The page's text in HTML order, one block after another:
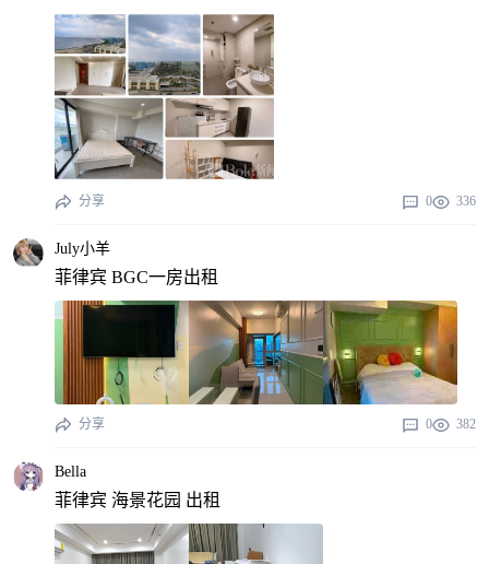
分享 0 336
July小羊
菲律宾 BGC一房出租
分享 0 382
Bella
菲律宾 海景花园 出租